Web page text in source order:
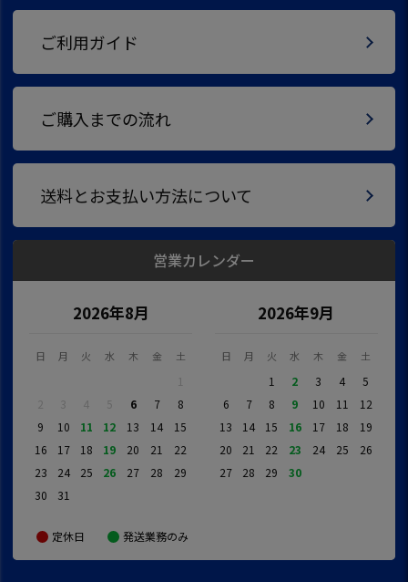
ご利用ガイド
ご購入までの流れ
送料とお支払い方法について
営業カレンダー
2026年8月
日 月 火 水 木 金 土
1
2
3 4 5 6 7
8
9
10 11 12 13 14
15
16
17 18 19 20 21
22
23
24 25 26 27 28
29
30
31
2026年9月
日 月 火 水 木 金 土
1 2 3 4
5
6
7 8 9 10 11
12
13
14 15 16 17 18
19
20
21 22 23 24 25
26
27
28 29 30
定休日 発送業務のみ